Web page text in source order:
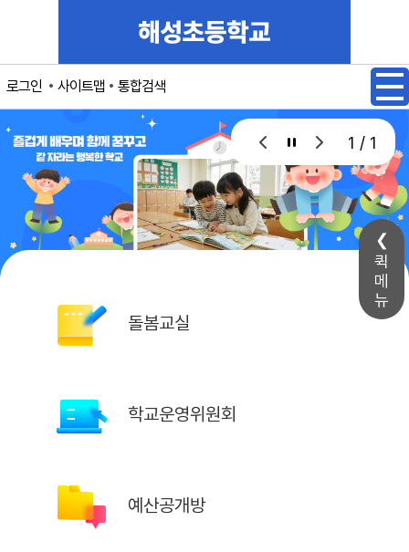
퀵
메
뉴
로그인 사이트맵 통합검색
1 / 1
돌봄교실
학교운영위원회
예산공개방